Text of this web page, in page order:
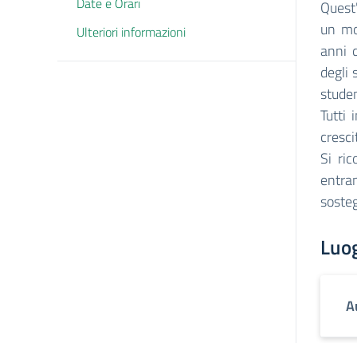
Ulteriori informazioni
un
anni
degli
Tutti
Si